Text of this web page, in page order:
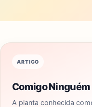
ARTIGO
Comigo Ninguém
A planta conhecida